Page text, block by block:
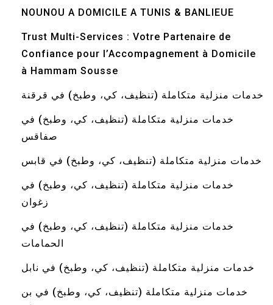
NOUNOU A DOMICILE A TUNIS & BANLIEUE
Trust Multi-Services : Votre Partenaire de
Confiance pour l’Accompagnement à Domicile
à Hammam Sousse
خدمات منزلية متكاملة (تنظيف، كي، وطبخ) في قرقنة
خدمات منزلية متكاملة (تنظيف، كي، وطبخ) في
صفاقس
خدمات منزلية متكاملة (تنظيف، كي، وطبخ) في قابس
خدمات منزلية متكاملة (تنظيف، كي، وطبخ) في
زغوان
خدمات منزلية متكاملة (تنظيف، كي، وطبخ) في
الحمامات
خدمات منزلية متكاملة (تنظيف، كي، وطبخ) في نابل
خدمات منزلية متكاملة (تنظيف، كي، وطبخ) في بن